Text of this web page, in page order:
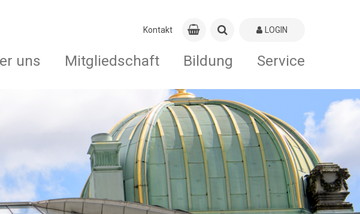
Kontakt LOGIN
uns Mitgliedschaft Bildung Service